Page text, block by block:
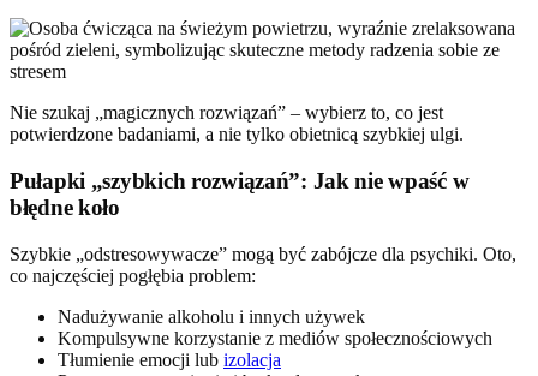
Nie szukaj „magicznych rozwiązań” – wybierz to, co jest
potwierdzone badaniami, a nie tylko obietnicą szybkiej ulgi.
Pułapki „szybkich rozwiązań”: Jak nie wpaść w
błędne koło
Szybkie „odstresowywacze” mogą być zabójcze dla psychiki. Oto,
co najczęściej pogłębia problem:
Nadużywanie alkoholu i innych używek
Kompulsywne korzystanie z mediów społecznościowych
Tłumienie emocji lub izolacja